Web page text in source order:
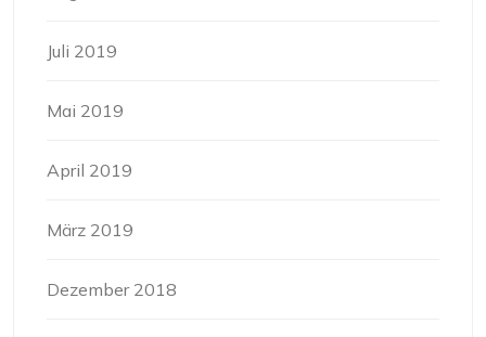
Juli 2019
Mai 2019
April 2019
März 2019
Dezember 2018